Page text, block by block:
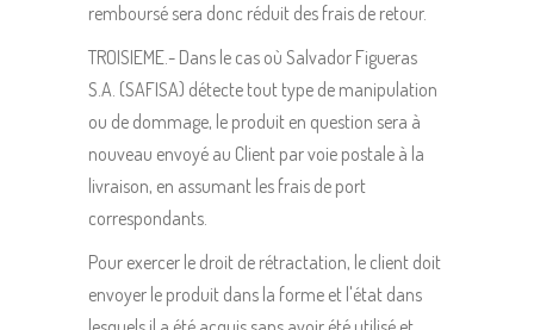
remboursé sera donc réduit des frais de retour.
TROISIEME.- Dans le cas où Salvador Figueras
S.A. (SAFISA) détecte tout type de manipulation
ou de dommage, le produit en question sera à
nouveau envoyé au Client par voie postale à la
livraison, en assumant les frais de port
correspondants.
Pour exercer le droit de rétractation, le client doit
envoyer le produit dans la forme et l'état dans